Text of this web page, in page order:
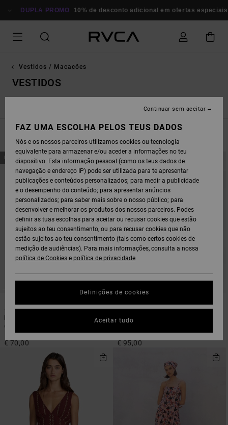
PARA
GRELHA
DUPLA PROMO 10% de desconto adicional em ofertas especiais
Vestidos / Macacões
VESTIDOS
AVANÇAR
PARA
PROCURAR
CRITÉRIOS
AVANÇAR
PARA
ORDENAR
NOVO PRODUTO
Vestido mini Verde Mulher
€ 70,00
NOVO PRODUTO
Marine
€ 95,00
FAZ UMA ESCOLHA PELOS TEUS DADOS
Nós e os nossos parceiros utilizamos cookies ou tecnologia
equivalente para armazenar e/ou aceder a informações no teu
dispositivo. Esta informação pessoal (como os teus dados de
navegação e endereço IP) pode ser utilizada para te apresentar
publicações e conteúdos personalizados; para medir a publicidade
e o desempenho do conteúdo; para apresentar anúncios
personalizados; para saber mais sobre o nosso público; para
desenvolver e melhorar os produtos dos nossos parceiros. Podes
definir as tuas escolhas para aceitar ou recusar cookies que estão
sujeitos ao teu consentimento, ou para recusar cookies que não
estão sujeitos ao teu consentimento (tais como certos cookies de
medição de audiências). Para mais informações, consulta a nossa
política de Cookies e política de privacidade
Definições de cookies
Continuar sem aceitar
Aceitar tudo